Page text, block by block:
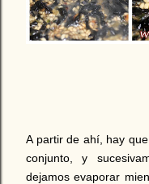
A partir de ahí, hay
conjunto, y
dejamos evaporar